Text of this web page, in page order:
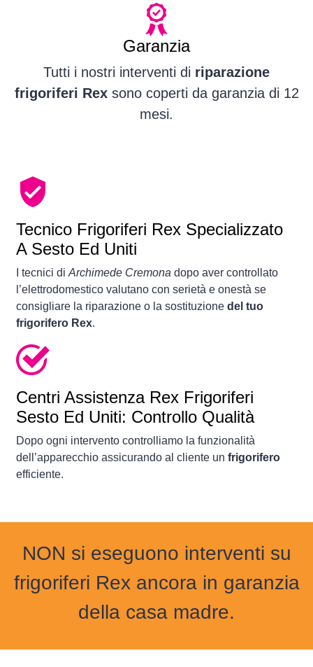
Garanzia
Tutti i nostri interventi di riparazione
frigoriferi Rexsono coperti da garanzia di 12
mesi.
Tecnico Frigoriferi Rex Specializzato
A Sesto Ed Uniti
I tecnici di Archimede Cremona dopo aver controllato
l’elettrodomestico valutano con serietà e onestà se
consigliare la riparazione o la sostituzione del tuo
frigorifero Rex.
Centri Assistenza Rex Frigoriferi
Sesto Ed Uniti: Controllo Qualità
Dopo ogni intervento controlliamo la funzionalità
dell’apparecchio assicurando al cliente un frigorifero
efficiente.
NON si eseguono interventi su
frigoriferi Rex ancora in garanzia
della casa madre.